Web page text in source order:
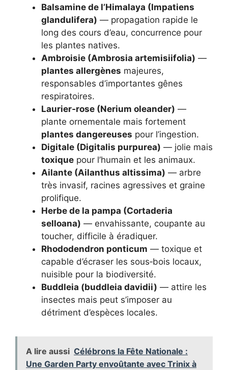
Balsamine de l’Himalaya (Impatiens
glandulifera) — propagation rapide le
long des cours d’eau, concurrence pour
les plantes natives.
Ambroisie (Ambrosia artemisiifolia) —
plantes allergènes majeures,
responsables d’importantes gênes
respiratoires.
Laurier‑rose (Nerium oleander) —
plante ornementale mais fortement
plantes dangereuses pour l’ingestion.
Digitale (Digitalis purpurea) — jolie mais
toxique pour l’humain et les animaux.
Ailante (Ailanthus altissima) — arbre
très invasif, racines agressives et graine
prolifique.
Herbe de la pampa (Cortaderia
selloana) — envahissante, coupante au
toucher, difficile à éradiquer.
Rhododendron ponticum — toxique et
capable d’écraser les sous‑bois locaux,
nuisible pour la biodiversité.
Buddleia (buddleia davidii) — attire les
insectes mais peut s’imposer au
détriment d’espèces locales.
A lire aussi Célébrons la Fête Nationale :
Une Garden Party envoûtante avec Trinix à